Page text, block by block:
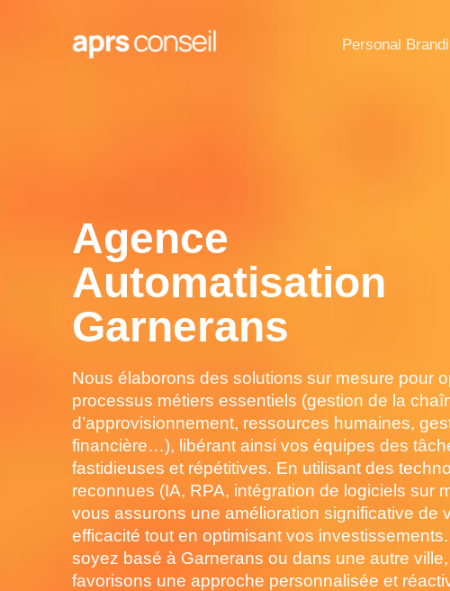
Personal
Agence
Automatisation
Garnerans
Nous élaborons des solutions sur mesure pour
processus métiers essentiels (gestion de la
d’approvisionnement, ressources humaines,
financière…), libérant ainsi vos équipes des
fastidieuses et répétitives. En utilisant des
reconnues (IA, RPA, intégration de logiciels sur
vous assurons une amélioration significative de
efficacité tout en optimisant vos
soyez basé à Garnerans ou dans une autre
favorisons une approche personnalisée et